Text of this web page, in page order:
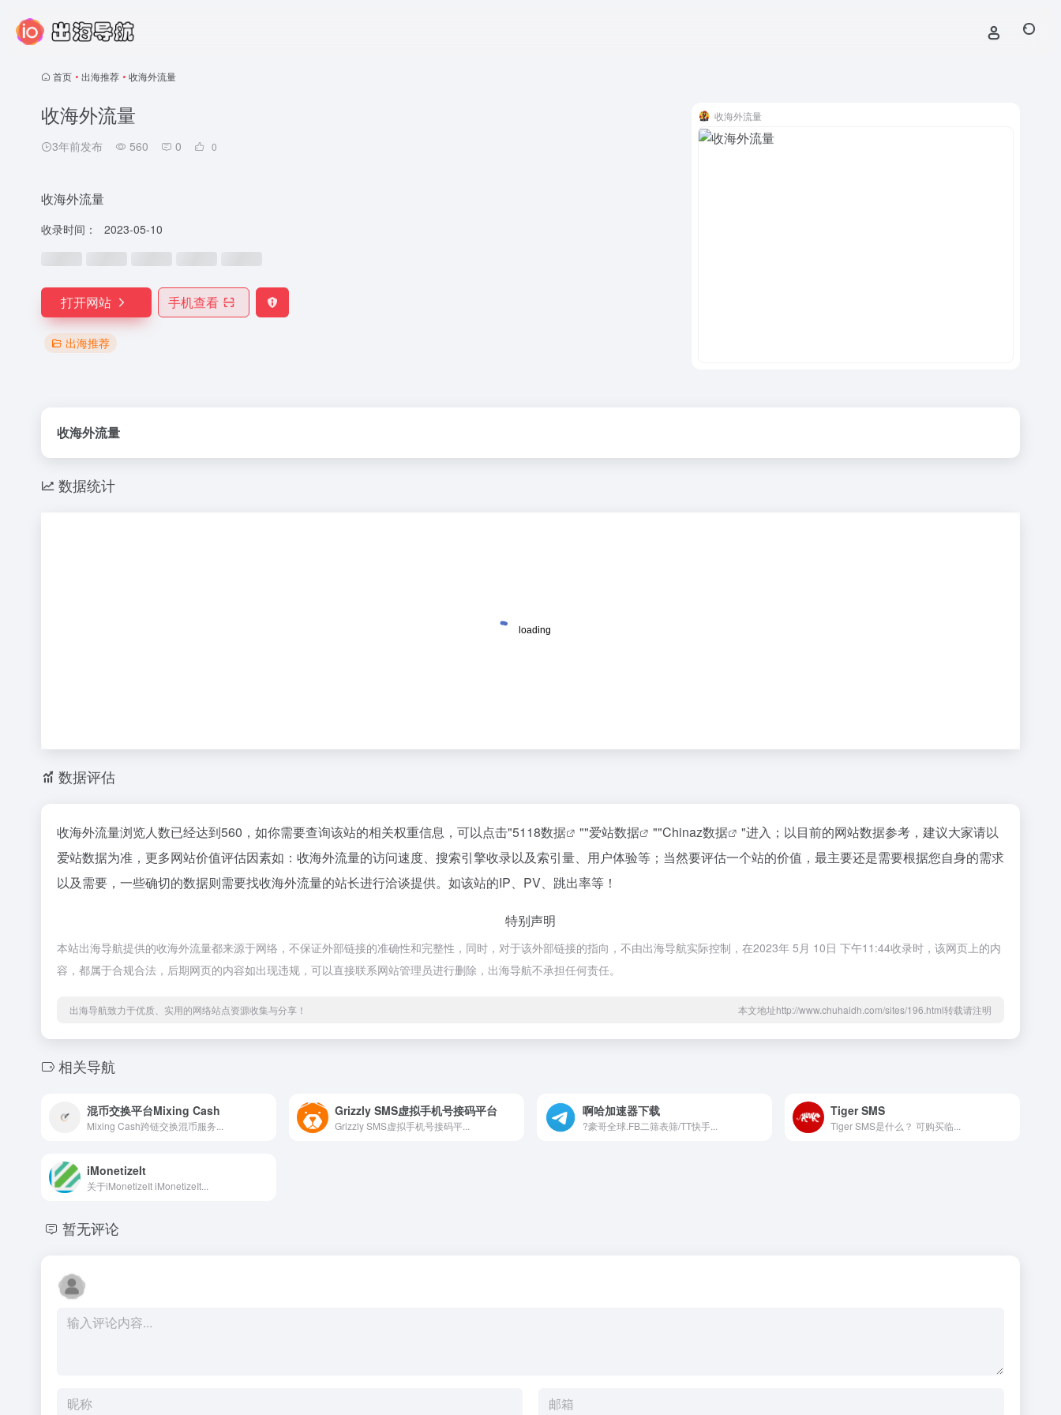
首页 • 出海推荐 • 收海外流量
收海外流量
3年前发布 560 0 0
收海外流量
收录时间： 2023-05-10
打开网站 手机查看
出海推荐
收海外流量
收海外流量
数据统计
数据评估
收海外流量浏览人数已经达到560，如你需要查询该站的相关权重信息，可以点击"5118数据 ""爱站数据 ""Chinaz数据
"进入；以目前的网站数据参考，建议大家请以
爱站数据为准，更多网站价值评估因素如：收海外流量的访问速度、搜索引擎收录以及索引量、用户体验等；当然要评估一个站的价值，最主要还是需要根据您自身的需求
以及需要，一些确切的数据则需要找收海外流量的站长进行洽谈提供。如该站的IP、PV、跳出率等！
特别声明
本站出海导航提供的收海外流量都来源于网络，不保证外部链接的准确性和完整性，同时，对于该外部链接的指向，不由出海导航实际控制，在2023年 5月 10日 下午11:44收录时，该网页上的内
容，都属于合规合法，后期网页的内容如出现违规，可以直接联系网站管理员进行删除，出海导航不承担任何责任。
出海导航致力于优质、实用的网络站点资源收集与分享！ 本文地址http://www.chuhaidh.com/sites/196.html转载请注明
相关导航
混币交换平台Mixing Cash
Mixing Cash跨链交换混币服务...
Grizzly SMS虚拟手机号接码平台
Grizzly SMS虚拟手机号接码平...
啊哈加速器下载
?豪哥全球.FB二筛表筛/TT快手...
Tiger SMS
Tiger SMS是什么？ 可购买临...
iMonetizeIt
关于iMonetizeIt iMonetizeIt...
暂无评论